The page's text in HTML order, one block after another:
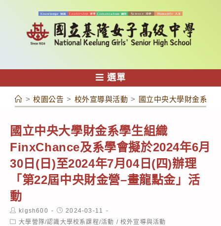
容
選單
> 校園公告 > 校外宣導與活動 > 國立中央大學財金系學
國立中央大學財金系學生組織
FinxChance及系學會擬於2024年6月
30日(日)至2024年7月04日(四)辦理
「第22屆中央財金營–畫龍點金」活
動
Post
author:
klgsh600
Post
published:
2024-03-11
Post大學營隊/認識大學校系課程/活動 / 校外宣導與活動